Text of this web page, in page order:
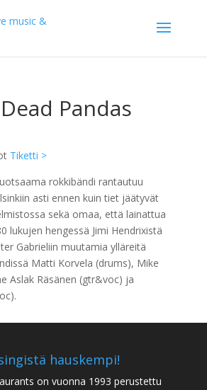
Pandas
Tiketti >
rokkibändi rantautuu
asti ennen kuin tiet jäätyvät
sekä omaa, että lainattua
lukujen hengessä Jimi Hendrixistä
Gabrieliin muutamia ylläreitä
Matti Korvela (drums), Mike
Aslak Räsänen (gtr&voc) ja
hauskempi!
on vuonna 1993 perustettu